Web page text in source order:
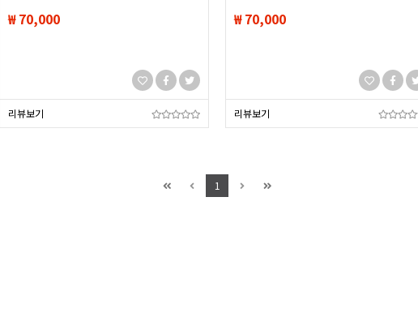
₩ 70,000
리뷰보기
₩ 70,000
리뷰보기
1